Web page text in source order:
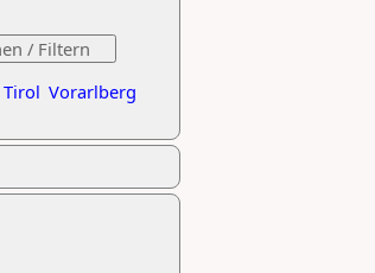
Tirol Vorarlberg